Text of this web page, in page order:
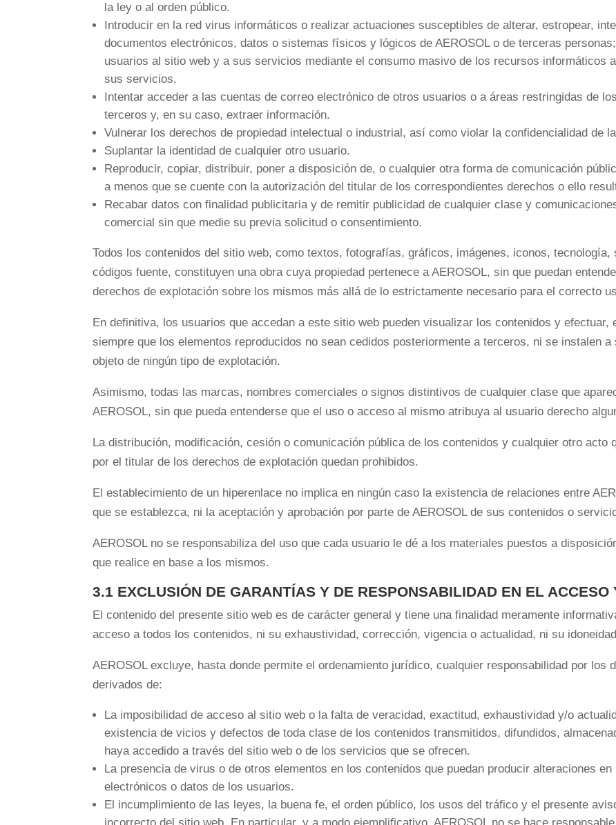
la ley o al orden público.
Introducir en la red virus informáticos o realizar actuaciones susceptibles de alterar, estropear,
documentos electrónicos, datos o sistemas físicos y lógicos de AEROSOL o de terceras
usuarios al sitio web y a sus servicios mediante el consumo masivo de los recursos informáticos
sus servicios.
Intentar acceder a las cuentas de correo electrónico de otros usuarios o a áreas restringidas de
terceros y, en su caso, extraer información.
Vulnerar los derechos de propiedad intelectual o industrial, así como violar la confidencialidad de
Suplantar la identidad de cualquier otro usuario.
Reproducir, copiar, distribuir, poner a disposición de, o cualquier otra forma de comunicación
a menos que se cuente con la autorización del titular de los correspondientes derechos o ello
Recabar datos con finalidad publicitaria y de remitir publicidad de cualquier clase y
comercial sin que medie su previa solicitud o consentimiento.
Todos los contenidos del sitio web, como textos, fotografías, gráficos, imágenes, iconos,
códigos fuente, constituyen una obra cuya propiedad pertenece a AEROSOL, sin que puedan
derechos de explotación sobre los mismos más allá de lo estrictamente necesario para el correcto
En definitiva, los usuarios que accedan a este sitio web pueden visualizar los contenidos y
siempre que los elementos reproducidos no sean cedidos posteriormente a terceros, ni se instalen
objeto de ningún tipo de explotación.
Asimismo, todas las marcas, nombres comerciales o signos distintivos de cualquier clase que
AEROSOL, sin que pueda entenderse que el uso o acceso al mismo atribuya al usuario derecho
La distribución, modificación, cesión o comunicación pública de los contenidos y cualquier otro acto
por el titular de los derechos de explotación quedan prohibidos.
El establecimiento de un hiperenlace no implica en ningún caso la existencia de relaciones entre
que se establezca, ni la aceptación y aprobación por parte de AEROSOL de sus contenidos o
AEROSOL no se responsabiliza del uso que cada usuario le dé a los materiales puestos a
que realice en base a los mismos.
3.1 EXCLUSIÓN DE GARANTÍAS Y DE RESPONSABILIDAD EN EL ACCESO
El contenido del presente sitio web es de carácter general y tiene una finalidad meramente
acceso a todos los contenidos, ni su exhaustividad, corrección, vigencia o actualidad, ni su
AEROSOL excluye, hasta donde permite el ordenamiento jurídico, cualquier responsabilidad por los
derivados de:
La imposibilidad de acceso al sitio web o la falta de veracidad, exactitud, exhaustividad y/o
existencia de vicios y defectos de toda clase de los contenidos transmitidos, difundidos,
haya accedido a través del sitio web o de los servicios que se ofrecen.
La presencia de virus o de otros elementos en los contenidos que puedan producir alteraciones
electrónicos o datos de los usuarios.
El incumplimiento de las leyes, la buena fe, el orden público, los usos del tráfico y el presente